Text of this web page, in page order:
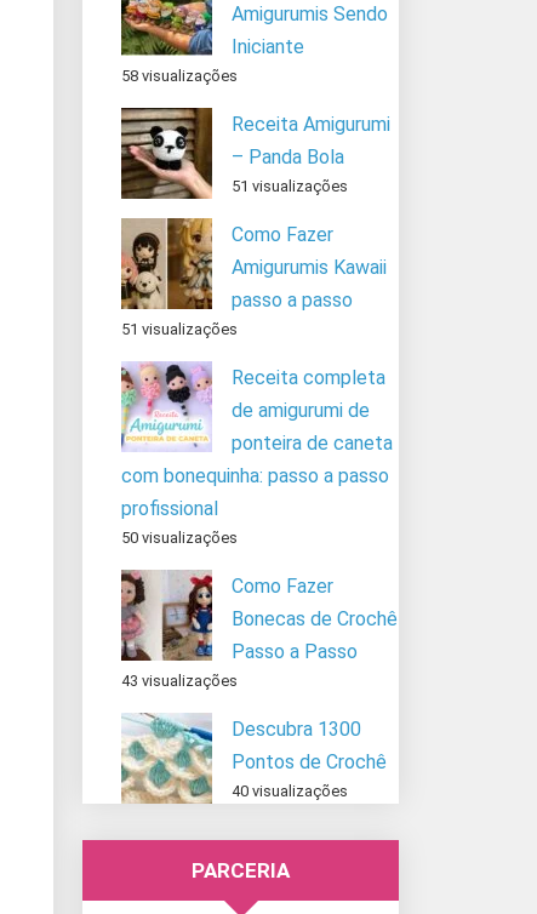
Amigurumis Sendo
Iniciante
58 visualizações
Receita Amigurumi
– Panda Bola
51 visualizações
Como Fazer
Amigurumis Kawaii
passo a passo
51 visualizações
Receita completa
de amigurumi de
ponteira de caneta
com bonequinha: passo a passo
profissional
50 visualizações
Como Fazer
Bonecas de Crochê
Passo a Passo
43 visualizações
Descubra 1300
Pontos de Crochê
40 visualizações
PARCERIA